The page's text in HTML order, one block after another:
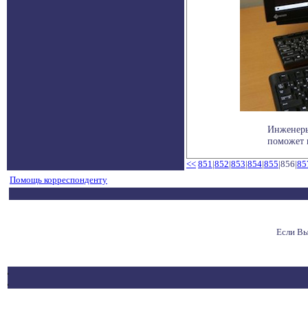
поможет
<< 851|852|853|854|855|856|
Помощь корреспонденту
Если